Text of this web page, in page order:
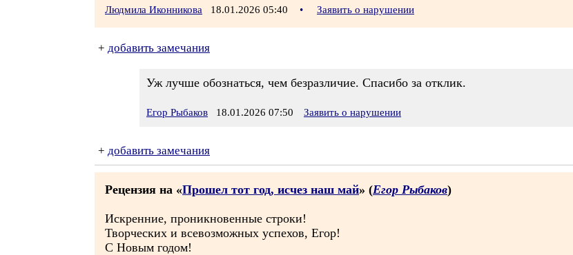
Людмила Иконникова 18.01.2026 05:40 • Заявить о нарушении
+ добавить замечания
Уж лучше обознаться, чем безразличие. Спасибо за отклик.
Егор Рыбаков 18.01.2026 07:50 Заявить о нарушении
+ добавить замечания
Рецензия на «Прошел тот год, исчез наш май» (Егор Рыбаков)
Искренние, проникновенные строки!
Творческих и всевозможных успехов, Егор!
С Новым годом!